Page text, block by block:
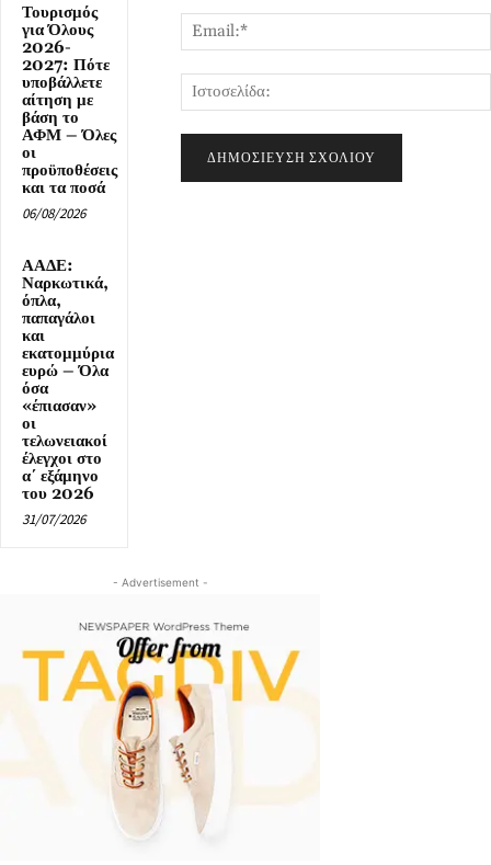
Τουρισμός
για Όλους
2026-
2027: Πότε
υποβάλλετε
αίτηση με
βάση το
ΑΦΜ – Όλες
οι
προϋποθέσεις
και τα ποσά
06/08/2026
ΑΑΔΕ:
Ναρκωτικά,
όπλα,
παπαγάλοι
και
εκατομμύρια
ευρώ – Όλα
όσα
«έπιασαν»
οι
τελωνειακοί
έλεγχοι στο
α΄ εξάμηνο
του 2026
31/07/2026
- Advertisement -